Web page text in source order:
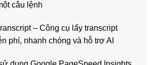
câu lệnh
– Công cụ lấy transcript
phí, nhanh chóng và hỗ trợ AI